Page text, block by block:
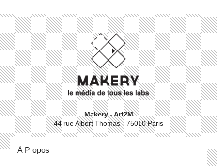
Makery - Art2M
44 rue Albert Thomas - 75010 Paris
À Propos